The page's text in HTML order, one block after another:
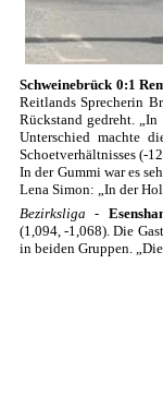
Schweinebrück 0:1
Reitlands Sprecherin
Rückstand gedreht.
Unterschied machte
Schoetverhältnisses (-
In der Gummi war es
Lena Simon: „In der
Bezirksliga -
(1,094, -1,068). Die
in beiden Gruppen.